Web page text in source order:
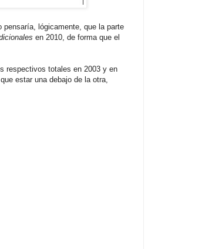
lógicamente, que la parte
en 2010, de forma que el
respectivos totales en 2003 y en
estar una debajo de la otra,